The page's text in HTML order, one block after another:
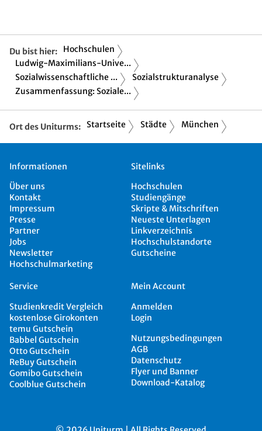
Du bist hier:
Hochschulen
Ludwig-Maximilians-Unive...
Sozialwissenschaftliche ...
Sozialstrukturanalyse
Zusammenfassung: Soziale...
Ort des Uniturms: Startseite Städte München
Informationen
Über uns
Kontakt
Impressum
Presse
Partner
Jobs
Newsletter
Hochschulmarketing
Sitelinks
Hochschulen
Studiengänge
Skripte & Mitschriften
Neueste Unterlagen
Linkverzeichnis
Hochschulstandorte
Gutscheine
Service
Studienkredit Vergleich
kostenlose Girokonten
temu Gutschein
Babbel Gutschein
Otto Gutschein
ReBuy Gutschein
Gomibo Gutschein
Coolblue Gutschein
Mein Account
Anmelden
Login
Nutzungsbedingungen
AGB
Datenschutz
Flyer und Banner
Download-Katalog